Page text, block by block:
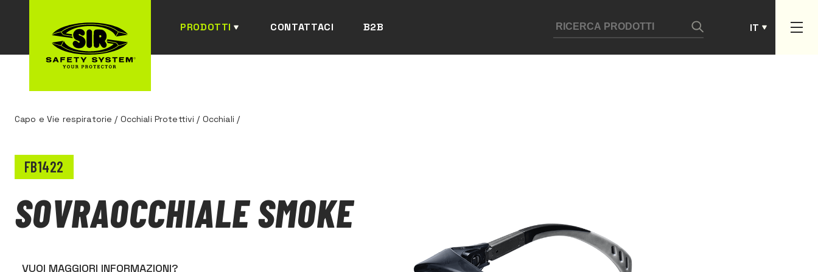
PRODOTTI CONTATTACI B2B IT
Capo e Vie respiratorie / Occhiali Protettivi / Occhiali /
FB1422
SOVRAOCCHIALE SMOKE
VUOI MAGGIORI INFORMAZIONI?